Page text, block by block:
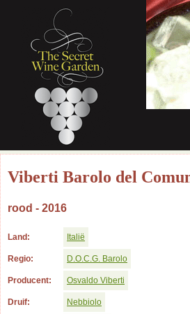
Viberti Barolo del
rood - 2016
Land: Italië
Regio: D.O.C.G. Barolo
Producent: Osvaldo Viberti
Druif: Nebbiolo